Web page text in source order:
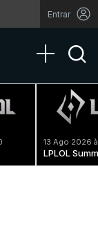
Entrar
Toggle
13 Ago 2026
LPLOL